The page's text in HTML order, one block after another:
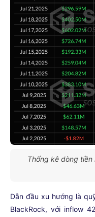
Thống kê dòng tiền
Dẫn đầu xu hướng là
BlackRock, với inflow